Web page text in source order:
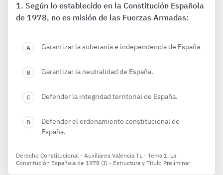
Según lo establecido en la Constitución Española
de 1978, no es misión de las Fuerzas Armadas:
Garantizar la soberanía e independencia de España
Garantizar la neutralidad de España.
Defender la integridad territorial de España.
Defender el ordenamiento constitucional de
España.
Derecho Constitucional - Auxiliares Valencia TL - Tema 1. La
Constitución Española de 1978 (I) - Estructura y Título Preliminar